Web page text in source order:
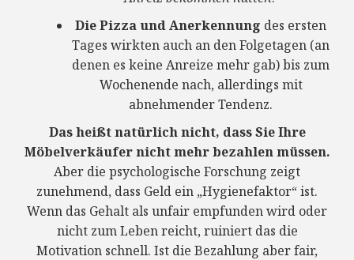
Die Pizza und Anerkennung des ersten
Tages wirkten auch an den Folgetagen (an
denen es keine Anreize mehr gab) bis zum
Wochenende nach, allerdings mit
abnehmender Tendenz.
Das heißt natürlich nicht, dass Sie Ihre
Möbelverkäufer nicht mehr bezahlen müssen.
Aber die psychologische Forschung zeigt
zunehmend, dass Geld ein „Hygienefaktor“ ist.
Wenn das Gehalt als unfair empfunden wird oder
nicht zum Leben reicht, ruiniert das die
Motivation schnell. Ist die Bezahlung aber fair,